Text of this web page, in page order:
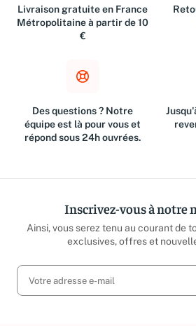
Livraison gratuite en France
Métropolitaine à partir de 10
€
Des questions ? Notre
équipe est là pour vous et
répond sous 24h ouvrées.
Inscrivez-vous à notre
Ainsi, vous serez tenu au courant de
exclusives, offres et